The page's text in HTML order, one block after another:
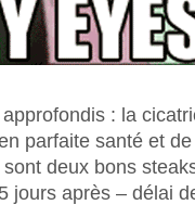
: la
parfaite santé et
deux bons
jours après – délai